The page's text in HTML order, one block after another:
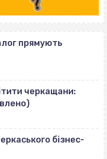
прямують
черкащани:
бізнес-